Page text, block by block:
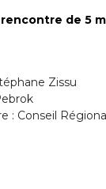
de 5
Zissu
: Conseil